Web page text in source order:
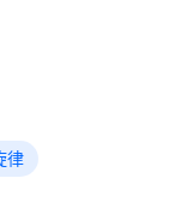
教了一个特别
四音五律结
律